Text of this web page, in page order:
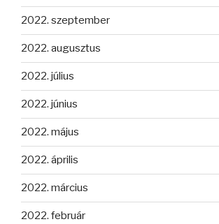
2022. szeptember
2022. augusztus
2022. július
2022. június
2022. május
2022. április
2022. március
2022. február